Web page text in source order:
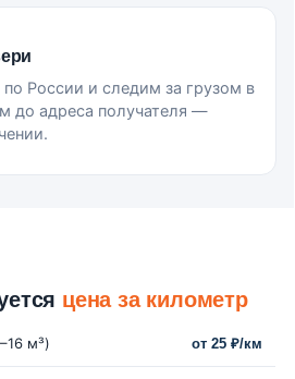
России и следим за грузом в
до адреса получателя —
цена за километр
м³) от 25 ₽/км